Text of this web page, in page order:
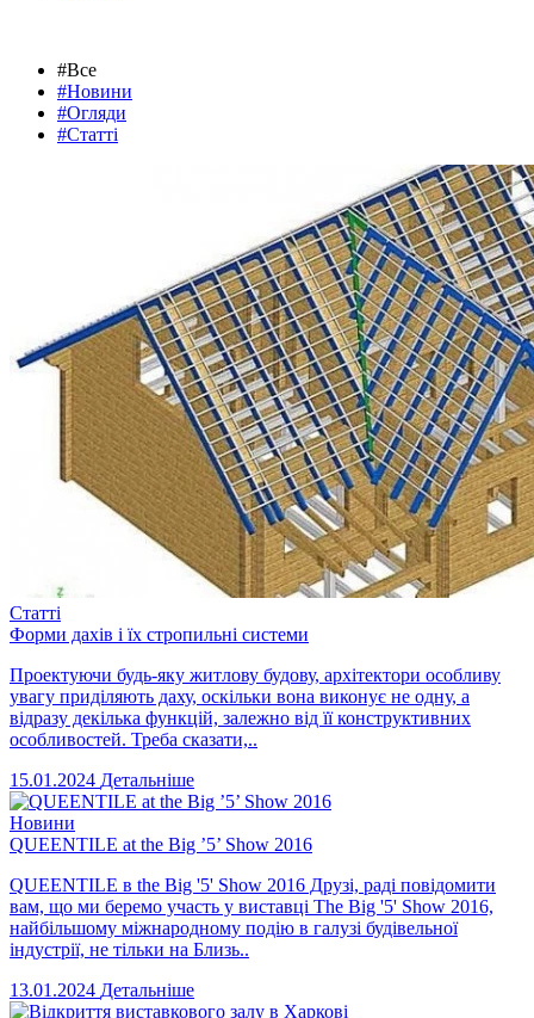
#Все
#Новини
#Огляди
#Статті
Статті
Форми дахів і їх стропильні системи
Проектуючи будь-яку житлову будову, архітектори особливу
увагу приділяють даху, оскільки вона виконує не одну, а
відразу декілька функцій, залежно від її конструктивних
особливостей. Треба сказати,..
15.01.2024 Детальніше
Новини
QUEENTILE at the Big ’5’ Show 2016
QUEENTILE в the Big '5' Show 2016 Друзі, раді повідомити
вам, що ми беремо участь у виставці The Big '5' Show 2016,
найбільшому міжнародному подію в галузі будівельної
індустрії, не тільки на Близь..
13.01.2024 Детальніше